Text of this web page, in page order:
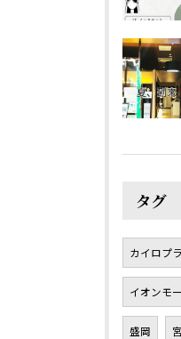
タグ
カイロプ
イオンモ
盛岡